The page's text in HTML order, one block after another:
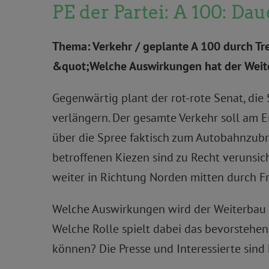
PE der Partei: A 100:
Thema: Verkehr / geplante A 100 durch
&quot;Welche Auswirkungen hat der
Gegenwärtig plant der rot-rote Senat, die
verlängern. Der gesamte Verkehr soll am
über die Spree faktisch zum
betroffenen Kiezen sind zu Recht
weiter in Richtung Norden mitten durch
Welche Auswirkungen wird der
Welche Rolle spielt dabei das
können? Die Presse und Interessierte